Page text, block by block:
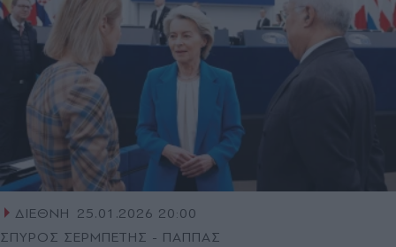
ΔΙΕΘΝΗ
25.01.2026 20:00
ΣΠΥΡΟΣ ΣΕΡΜΠΕΤΗΣ - ΠΑΠΠΑΣ